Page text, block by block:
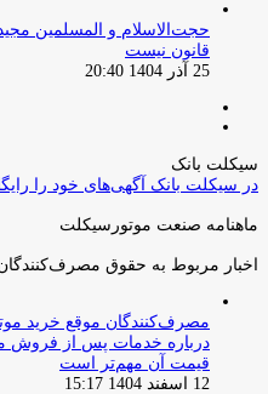
حجت‌الاسلام و المسلمین
قانون نیست
25 آذر 1404 20:40
سیکلت بانک
در سیکلت بانک آگهی‌های خود را
ماهنامه صنعت موتورسیکلت
اخبار مربوط به حقوق
مصرف‌کنندگان موقع خرید
درباره خدمات پس از فروش
قیمت آن مهم‌تر است
12 اسفند 1404 15:17